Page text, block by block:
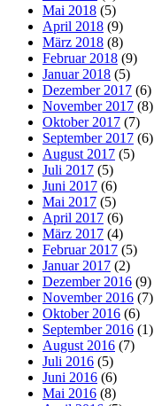
Mai 2018 (5)
April 2018 (9)
März 2018 (8)
Februar 2018 (9)
Januar 2018 (5)
Dezember 2017 (6)
November 2017 (8)
Oktober 2017 (7)
September 2017 (6)
August 2017 (5)
Juli 2017 (5)
Juni 2017 (6)
Mai 2017 (5)
April 2017 (6)
März 2017 (4)
Februar 2017 (5)
Januar 2017 (2)
Dezember 2016 (9)
November 2016 (7)
Oktober 2016 (6)
September 2016 (1)
August 2016 (7)
Juli 2016 (5)
Juni 2016 (6)
Mai 2016 (8)